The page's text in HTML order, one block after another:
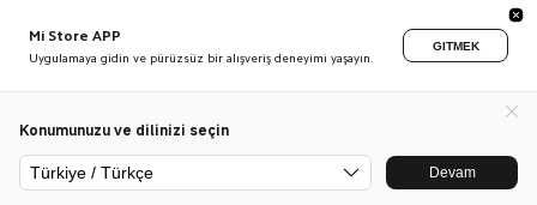
Mi Store APP
Uygulamaya gidin ve pürüzsüz bir alışveriş deneyimi yaşayın.
GITMEK
Konumunuzu ve dilinizi seçin
Türkiye / Türkçe Devam